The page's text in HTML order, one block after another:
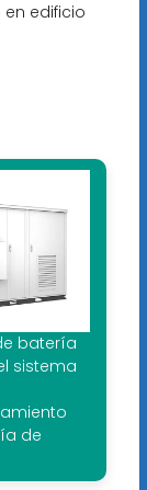
edificio
batería
sistema
de